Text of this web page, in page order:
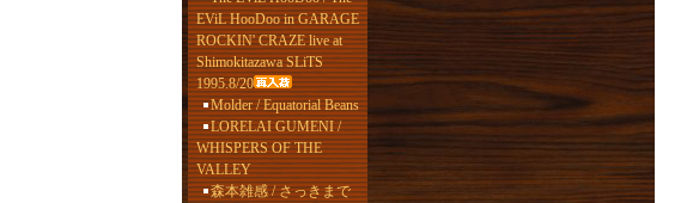
EViL HooDoo in GARAGE
ROCKIN' CRAZE live at
Shimokitazawa SLiTS
1995.8/20
Molder / Equatorial Beans
LORELAI GUMENI /
WHISPERS OF THE
VALLEY
森本雑感 / さっきまで